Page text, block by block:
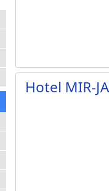
Hotel MIR-